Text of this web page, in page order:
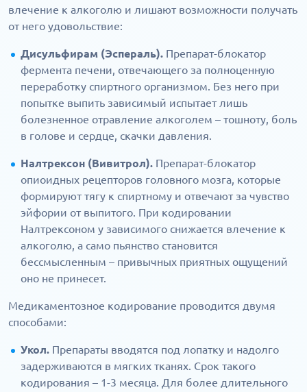
влечение к алкоголю и лишают возможности получать
от него удовольствие:
Дисульфирам (Эспераль). Препарат-блокатор
фермента печени, отвечающего за полноценную
переработку спиртного организмом. Без него при
попытке выпить зависимый испытает лишь
болезненное отравление алкоголем – тошноту, боль
в голове и сердце, скачки давления.
Налтрексон (Вивитрол). Препарат-блокатор
опиоидных рецепторов головного мозга, которые
формируют тягу к спиртному и отвечают за чувство
эйфории от выпитого. При кодировании
Налтрексоном у зависимого снижается влечение к
алкоголю, а само пьянство становится
бессмысленным – привычных приятных ощущений
оно не принесет.
Медикаментозное кодирование проводится двумя
способами:
Укол. Препараты вводятся под лопатку и надолго
задерживаются в мягких тканях. Срок такого
кодирования – 1-3 месяца. Для более длительного